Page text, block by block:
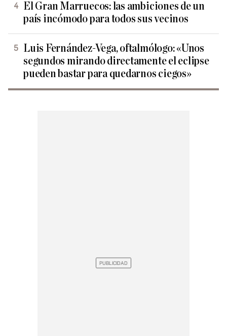
El Gran Marruecos: las ambiciones de un
país incómodo para todos sus vecinos
Luis Fernández-Vega, oftalmólogo: «Unos
segundos mirando directamente el eclipse
pueden bastar para quedarnos ciegos»